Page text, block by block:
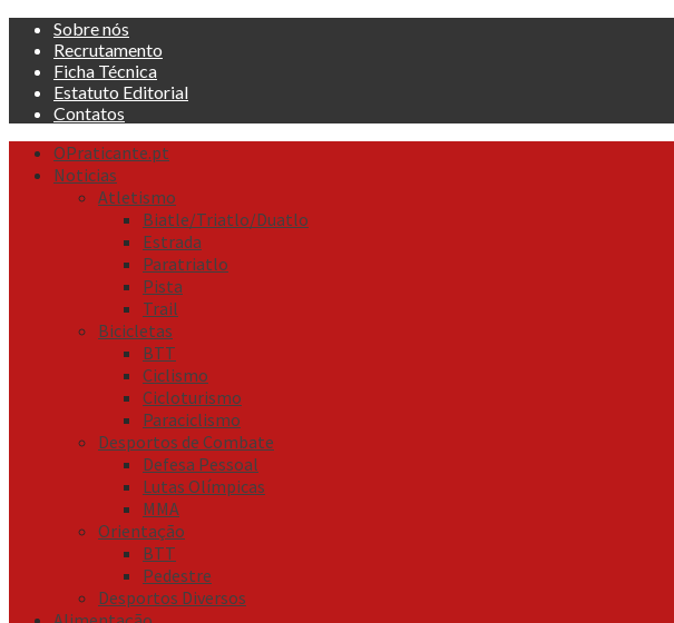
Skip
content
Sobre nós
Recrutamento
Ficha Técnica
Estatuto Editorial
Contatos
Primary
Menu
OPraticante.pt
Noticias
Atletismo
Biatle/Triatlo/Duatlo
Estrada
Paratriatlo
Pista
Trail
Bicicletas
BTT
Ciclismo
Cicloturismo
Paraciclismo
Desportos de Combate
Defesa Pessoal
Lutas Olímpicas
MMA
Orientação
BTT
Pedestre
Desportos Diversos